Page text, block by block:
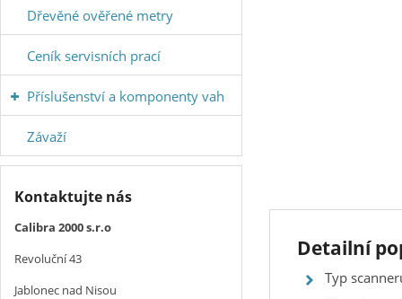
Detailní
Typ
Dřevěné ověřené metry
Ceník servisních prací
Příslušenství a komponenty vah
Závaží
Kontaktujte nás
Calibra 2000 s.r.o
Revoluční 43
Jablonec nad Nisou